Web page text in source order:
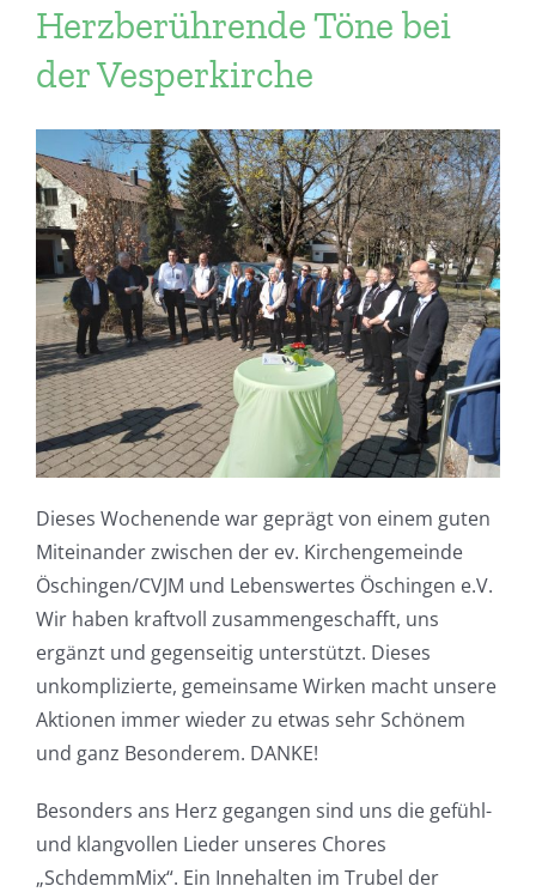
Herzberührende Töne bei
der Vesperkirche
Dieses Wochenende war geprägt von einem guten
Miteinander zwischen der ev. Kirchengemeinde
Öschingen/CVJM und Lebenswertes Öschingen e.V.
Wir haben kraftvoll zusammengeschafft, uns
ergänzt und gegenseitig unterstützt. Dieses
unkomplizierte, gemeinsame Wirken macht unsere
Aktionen immer wieder zu etwas sehr Schönem
und ganz Besonderem. DANKE!
Besonders ans Herz gegangen sind uns die gefühl-
und klangvollen Lieder unseres Chores
„SchdemmMix“. Ein Innehalten im Trubel der